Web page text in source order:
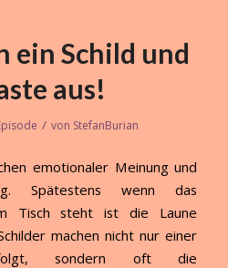
ein Schild und
aus!
/ von StefanBurian
emotionaler Meinung und
Spätestens wenn das
Tisch steht ist die Laune
machen nicht nur einer
sondern oft die